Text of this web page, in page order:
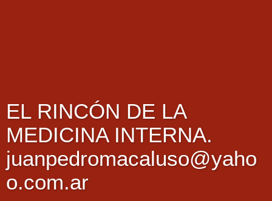
EL RINCÓN DE LA
MEDICINA INTERNA.
juanpedromacaluso@yaho
o.com.ar